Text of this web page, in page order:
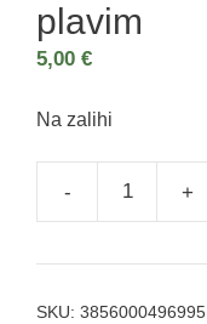
plavim
5,00 €
Na zalihi
- +
SKU: 3856000496995